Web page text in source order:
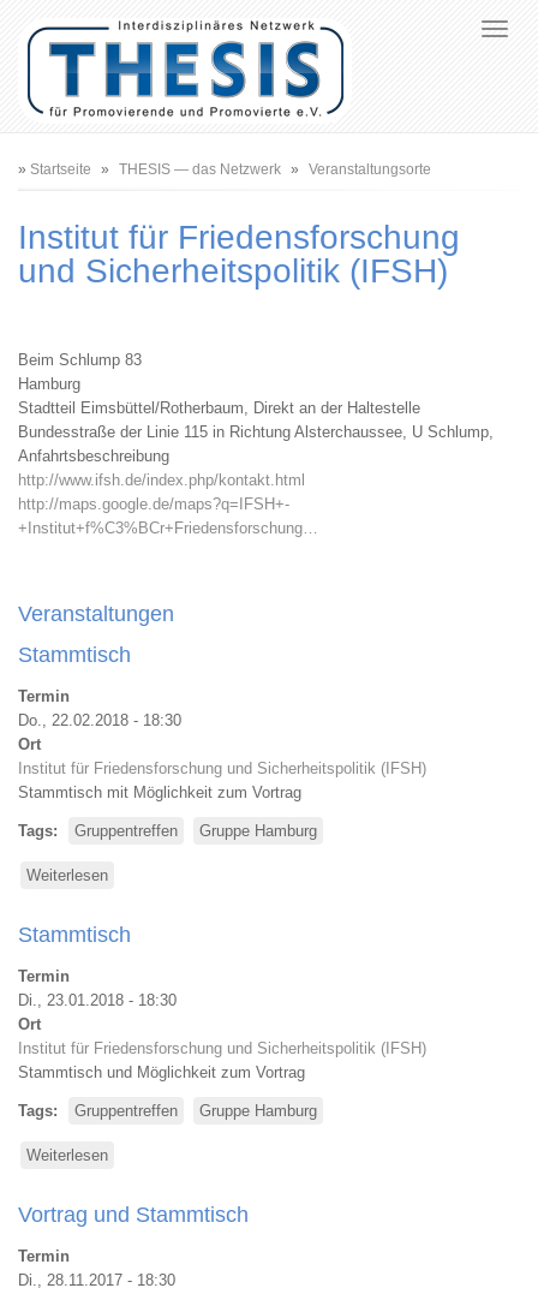
Pfadnavigation
Startseite THESIS — das Netzwerk Veranstaltungsorte
Institut für Friedensforschung
und Sicherheitspolitik (IFSH)
Beim Schlump 83
Hamburg
Stadtteil Eimsbüttel/Rotherbaum, Direkt an der Haltestelle
Bundesstraße der Linie 115 in Richtung Alsterchaussee, U Schlump,
Anfahrtsbeschreibung
http://www.ifsh.de/index.php/kontakt.html
http://maps.google.de/maps?q=IFSH+-
+Institut+f%C3%BCr+Friedensforschung…
Veranstaltungen
Stammtisch
Termin
Do., 22.02.2018 - 18:30
Ort
Institut für Friedensforschung und Sicherheitspolitik (IFSH)
Stammtisch mit Möglichkeit zum Vortrag
Tags Gruppentreffen Gruppe Hamburg
Weiterlesen
Stammtisch
Termin
Di., 23.01.2018 - 18:30
Ort
Institut für Friedensforschung und Sicherheitspolitik (IFSH)
Stammtisch und Möglichkeit zum Vortrag
Tags Gruppentreffen Gruppe Hamburg
Weiterlesen
Vortrag und Stammtisch
Termin
Di., 28.11.2017 - 18:30